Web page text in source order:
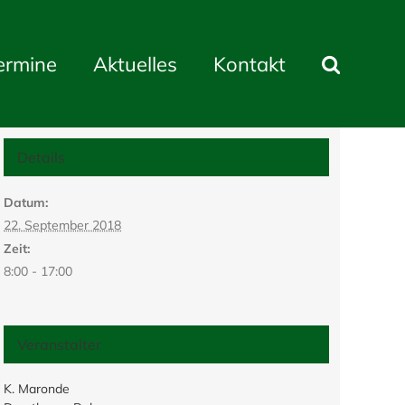
Aktuelles Kontakt
Details
Datum:
22. September 2018
Zeit:
8:00 - 17:00
Veranstalter
K. Maronde